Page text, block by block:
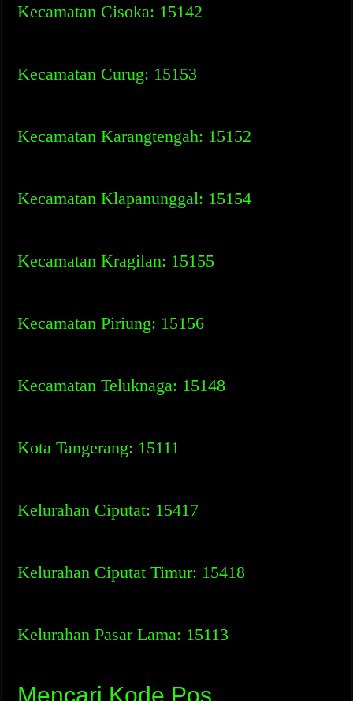
Kecamatan Cisoka: 15142
Kecamatan Curug: 15153
Kecamatan Karangtengah: 15152
Kecamatan Klapanunggal: 15154
Kecamatan Kragilan: 15155
Kecamatan Piriung: 15156
Kecamatan Teluknaga: 15148
Kota Tangerang: 15111
Kelurahan Ciputat: 15417
Kelurahan Ciputat Timur: 15418
Kelurahan Pasar Lama: 15113
Mencari Kode Pos